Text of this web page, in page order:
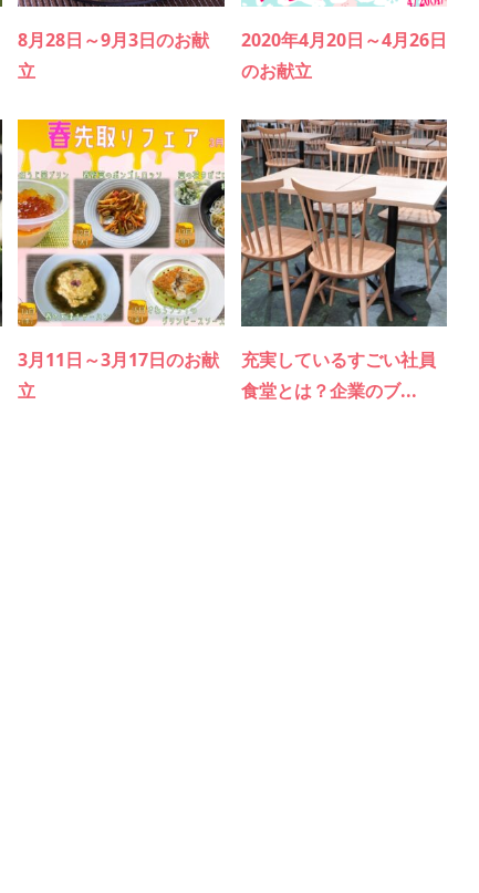
8月28日～9月3日のお献
立
2020年4月20日～4月26日
のお献立
3月11日～3月17日のお献
立
充実しているすごい社員
食堂とは？企業のブ...